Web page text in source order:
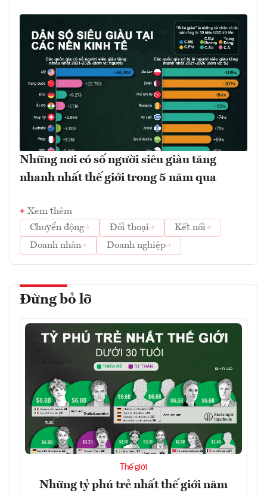
Những nơi có số người siêu giàu tăng
nhanh nhất thế giới trong 5 năm qua
Xem thêm
Chuyển động
Đối thoại
Kết nối
Doanh nhân
Doanh nghiệp
Đừng bỏ lỡ
Thế giới
Những tỷ phú trẻ nhất thế giới năm